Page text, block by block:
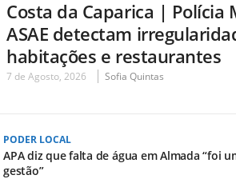
Costa da Caparica | Polícia
ASAE detectam
habitações e restaurantes
7 de Agosto, 2026 Sofia Quintas
PODER LOCAL
APA diz que falta de água em Almada “foi
gestão”